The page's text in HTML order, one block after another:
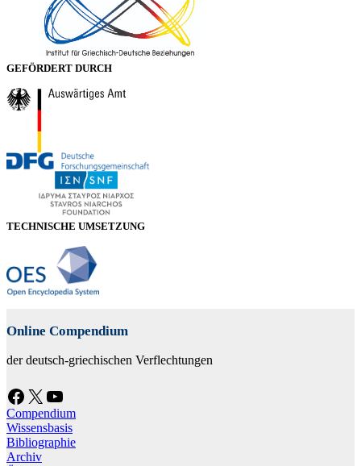
GEFÖRDERT DURCH
TECHNISCHE UMSETZUNG
Online Compendium
der deutsch-griechischen Verflechtungen
Facebook X YouTube
Compendium
Wissensbasis
Bibliographie
Archiv